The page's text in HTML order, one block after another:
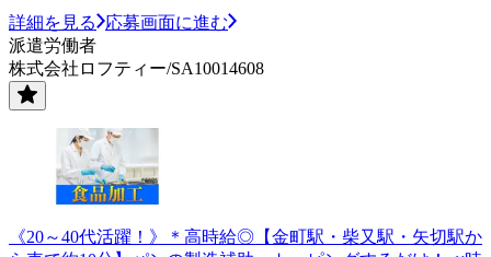
詳細を見る
応募画面に進む
派遣労働者
株式会社ロフティー/SA10014608
《20～40代活躍！》＊高時給◎【金町駅・柴又駅・矢切駅か